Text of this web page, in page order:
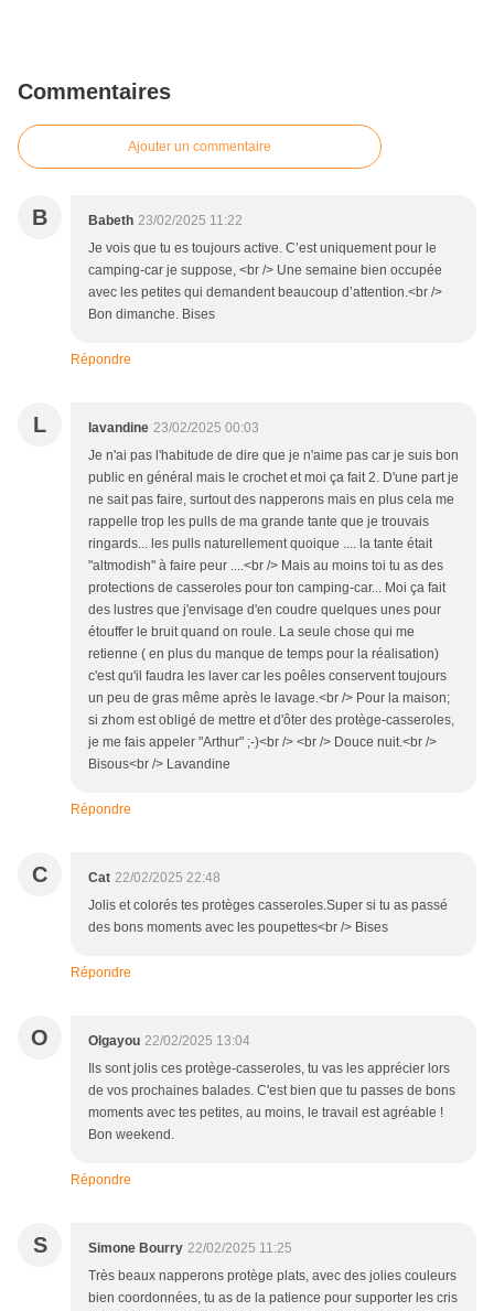
Commentaires
Ajouter un commentaire
B Babeth 23/02/2025 11:22
Je vois que tu es toujours active. C’est uniquement pour le
camping-car je suppose, <br /> Une semaine bien occupée
avec les petites qui demandent beaucoup d’attention.<br />
Bon dimanche. Bises
Répondre
L lavandine 23/02/2025 00:03
Je n'ai pas l'habitude de dire que je n'aime pas car je suis bon
public en général mais le crochet et moi ça fait 2. D'une part je
ne sait pas faire, surtout des napperons mais en plus cela me
rappelle trop les pulls de ma grande tante que je trouvais
ringards... les pulls naturellement quoique .... la tante était
"altmodish" à faire peur ....<br /> Mais au moins toi tu as des
protections de casseroles pour ton camping-car... Moi ça fait
des lustres que j'envisage d'en coudre quelques unes pour
étouffer le bruit quand on roule. La seule chose qui me
retienne ( en plus du manque de temps pour la réalisation)
c'est qu'il faudra les laver car les poêles conservent toujours
un peu de gras même après le lavage.<br /> Pour la maison;
si zhom est obligé de mettre et d'ôter des protège-casseroles,
je me fais appeler "Arthur" ;-)<br /> <br /> Douce nuit.<br />
Bisous<br /> Lavandine
Répondre
C Cat 22/02/2025 22:48
Jolis et colorés tes protèges casseroles.Super si tu as passé
des bons moments avec les poupettes<br /> Bises
Répondre
O Olgayou 22/02/2025 13:04
Ils sont jolis ces protège-casseroles, tu vas les apprécier lors
de vos prochaines balades. C'est bien que tu passes de bons
moments avec tes petites, au moins, le travail est agréable !
Bon weekend.
Répondre
S Simone Bourry 22/02/2025 11:25
Très beaux napperons protège plats, avec des jolies couleurs
bien coordonnées, tu as de la patience pour supporter les cris